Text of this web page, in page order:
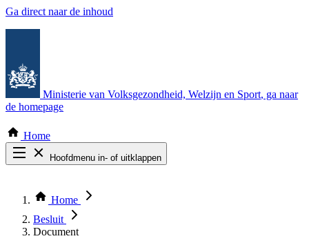
Ga direct naar de inhoud
Ministerie van Volksgezondheid, Welzijn en Sport, ga naar
de homepage
Home
Hoofdmenu in- of uitklappen
Thema COVID-19
Bekijk per bestuursorgaan
Home
Besluit
Document